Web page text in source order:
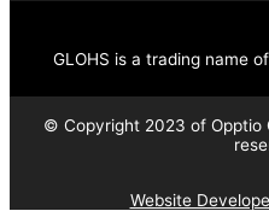
GLOHS is a trading name
© Copyright 2023 of Opptio
Website